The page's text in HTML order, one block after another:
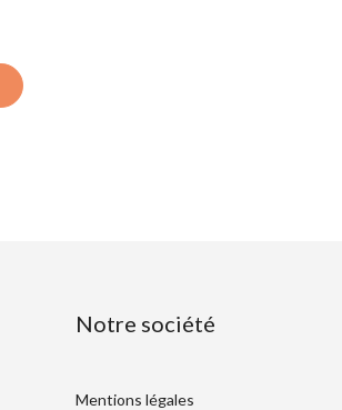
Notre société
Mentions légales